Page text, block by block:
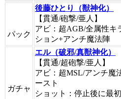
パック
後藤ひとり（獣神化）
【貫通/砲撃/亜人】
アビ：超AGB/全属性キ
ション+アンチ魔法陣
ガチャ
エル（破邪/真獣神化）
【貫通/超砲撃/亜人】
アビ：超MSL/アンチ魔
ースト
ショット：停止後に最